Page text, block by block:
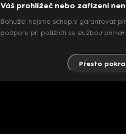
Váš prohlížeč nebo zařízení
Bohužel nejsme schopni garantovat
podporu při potížích se službou
Přesto